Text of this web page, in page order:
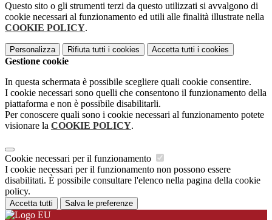
Questo sito o gli strumenti terzi da questo utilizzati si avvalgono di
cookie necessari al funzionamento ed utili alle finalità illustrate nella
COOKIE POLICY.
Personalizza Rifiuta tutti i cookies Accetta tutti i cookies
Gestione cookie
In questa schermata è possibile scegliere quali cookie consentire.
I cookie necessari sono quelli che consentono il funzionamento della
piattaforma e non è possibile disabilitarli.
Per conoscere quali sono i cookie necessari al funzionamento potete
visionare la COOKIE POLICY.
Cookie necessari per il funzionamento
I cookie necessari per il funzionamento non possono essere
disabilitati. È possibile consultare l'elenco nella pagina della cookie
policy.
Accetta tutti Salva le preferenze